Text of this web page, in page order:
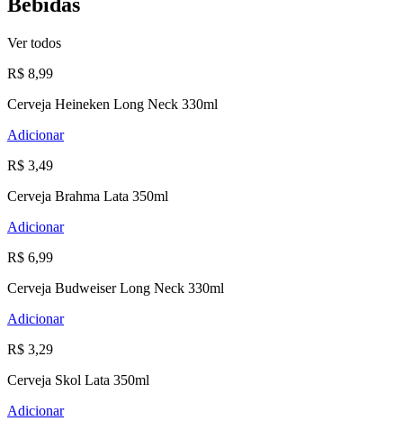
Ver todos
R$ 8,99
Cerveja Heineken Long Neck 330ml
Adicionar
R$ 3,49
Cerveja Brahma Lata 350ml
Adicionar
R$ 6,99
Cerveja Budweiser Long Neck 330ml
Adicionar
R$ 3,29
Cerveja Skol Lata 350ml
Adicionar